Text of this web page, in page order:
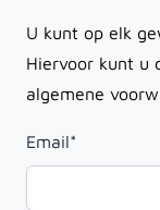
U kunt op elk
Hiervoor kunt u
algemene
Email*